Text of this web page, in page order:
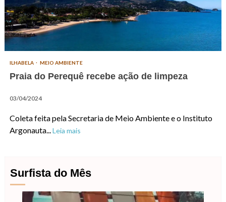
ILHABELA MEIO AMBIENTE
Praia do Perequê recebe ação de limpeza
03/04/2024
Coleta feita pela Secretaria de Meio Ambiente e o Instituto
Argonauta...Leia mais
Surfista do Mês